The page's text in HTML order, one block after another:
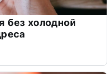
без холодной